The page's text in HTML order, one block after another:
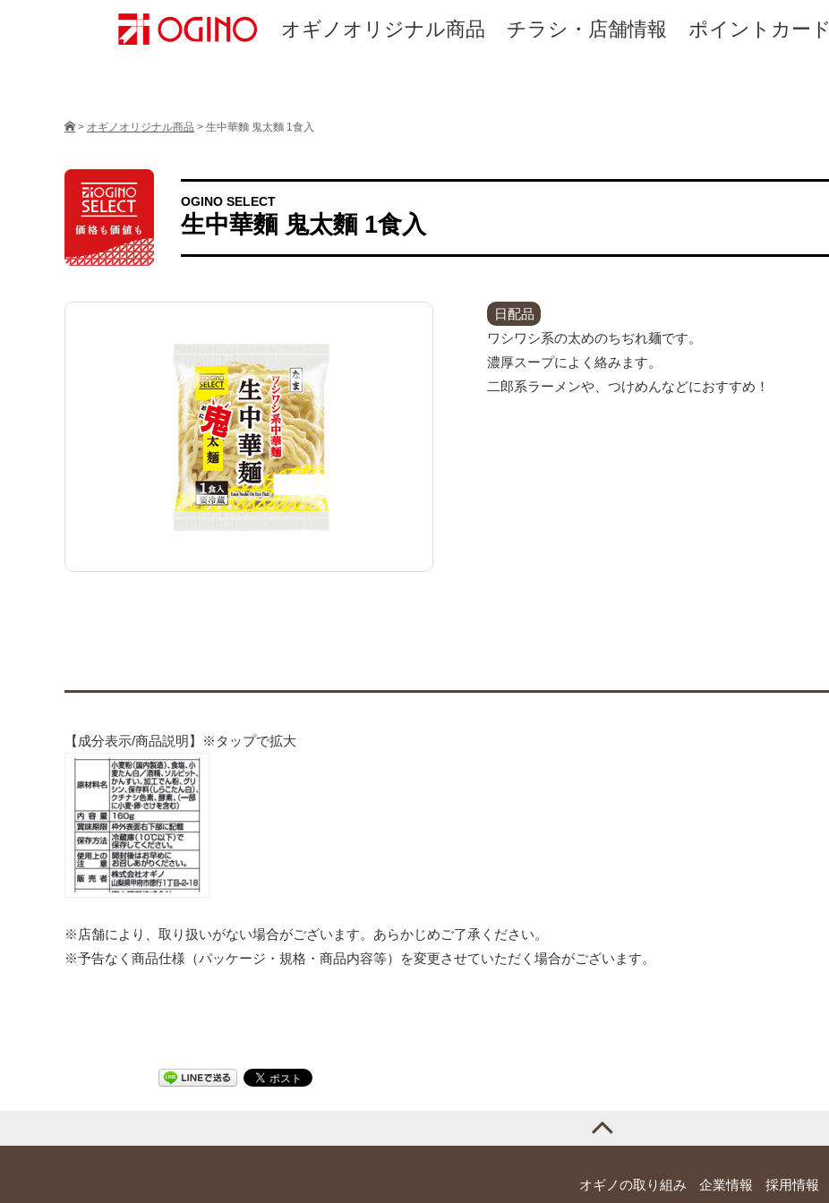
オギノオリジナル商品 チラシ・店舗情報 ポイントカード
> オギノオリジナル商品 > 生中華麵 鬼太麵 1食入
OGINO SELECT
生中華麵 鬼太麵 1食入
日配品
ワシワシ系の太めのちぢれ麺です。
濃厚スープによく絡みます。
二郎系ラーメンや、つけめんなどにおすすめ！
【成分表示/商品説明】※タップで拡大
※店舗により、取り扱いがない場合がございます。あらかじめご了承ください。
※予告なく商品仕様（パッケージ・規格・商品内容等）を変更させていただく場合がございます。
オギノの取り組み 企業情報 採用情報